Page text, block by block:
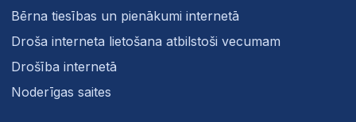
Bērna tiesības un pienākumi internetā
Droša interneta lietošana atbilstoši vecumam
Drošība internetā
Noderīgas saites